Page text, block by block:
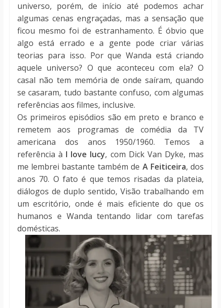
universo, porém, de início até podemos achar
algumas cenas engraçadas, mas a sensação que
ficou mesmo foi de estranhamento. É óbvio que
algo está errado e a gente pode criar várias
teorias para isso. Por que Wanda está criando
aquele universo? O que aconteceu com ela? O
casal não tem memória de onde saíram, quando
se casaram, tudo bastante confuso, com algumas
referências aos filmes, inclusive.
Os primeiros episódios são em preto e branco e
remetem aos programas de comédia da TV
americana dos anos 1950/1960. Temos a
referência à I love lucy, com Dick Van Dyke, mas
me lembrei bastante também de A Feiticeira, dos
anos 70. O fato é que temos risadas da plateia,
diálogos de duplo sentido, Visão trabalhando em
um escritório, onde é mais eficiente do que os
humanos e Wanda tentando lidar com tarefas
domésticas.